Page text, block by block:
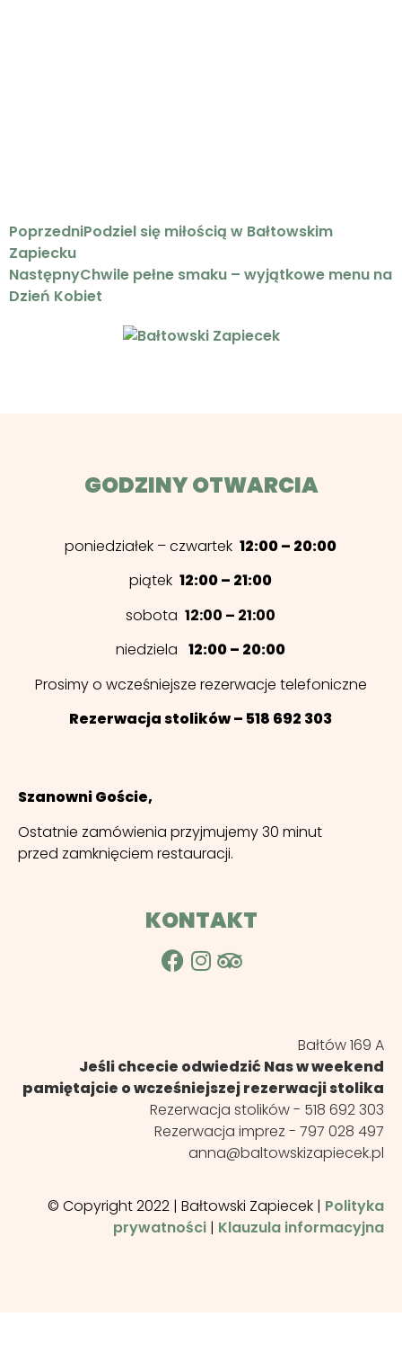
PoprzedniPodziel się miłością w Bałtowskim
Zapiecku
NastępnyChwile pełne smaku – wyjątkowe menu na
Dzień Kobiet
GODZINY OTWARCIA
poniedziałek – czwartek12:00 – 20:00
piątek12:00 – 21:00
sobota12:00 – 21:00
niedziela12:00 – 20:00
Prosimy o wcześniejsze rezerwacje telefoniczne
Rezerwacja stolików – 518 692 303
Szanowni Goście,
Ostatnie zamówienia przyjmujemy 30 minut
przed zamknięciem restauracji.
KONTAKT
Bałtów 169 A
Jeśli chcecie odwiedzić Nas w weekend
pamiętajcie o wcześniejszej rezerwacji stolika
Rezerwacja stolików - 518 692 303
Rezerwacja imprez - 797 028 497
anna@baltowskizapiecek.pl
© Copyright 2022 | Bałtowski Zapiecek | Polityka
prywatności | Klauzula informacyjna